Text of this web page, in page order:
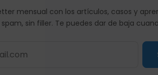
mensual con los artículos, casos y
spam, sin filler. Te puedes dar de baja